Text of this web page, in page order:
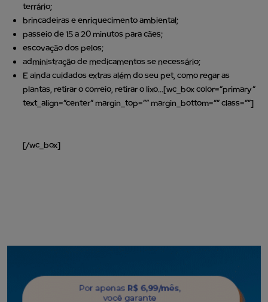
terrário;
brincadeiras e enriquecimento ambiental;
passeio de 15 a 20 minutos para cães;
escovação dos pelos;
administração de medicamentos se necessário;
E ainda cuidados extras além do seu pet, como regar as
plantas, retirar o correio, retirar o lixo…[wc_box color=”primary”
text_align=”center” margin_top=”” margin_bottom=”” class=””]
[/wc_box]